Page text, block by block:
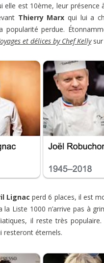
elle est 10ème, leur présence
Thierry Marxqui lui a
popularité perdue.
et délices by Chef Kellysur
Lignac perd 6 places, il est
la Liste 1000 n’arrive pas à
il reste très
resteront éternels.